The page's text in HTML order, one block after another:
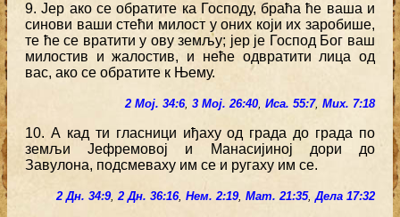
9. Јер ако се обратите ка Господу, браћа ће ваша и
синови ваши стећи милост у оних који их заробише,
те ће се вратити у ову земљу; јер је Господ Бог ваш
милостив и жалостив, и неће одвратити лица од
вас, ако се обратите к Њему.
2 Мој. 34:6, 3 Мој. 26:40, Иса. 55:7, Мих. 7:18
10. А кад ти гласници иђаху од града до града по
земљи Јефремовој и Манасијиној дори до
Завулона, подсмеваху им се и ругаху им се.
2 Дн. 34:9,2 Дн. 36:16, Нем. 2:19, Мат. 21:35,Дела 17:32